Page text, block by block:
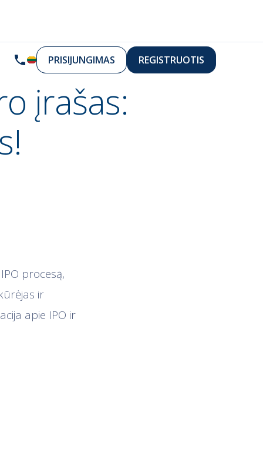
PRISIJUNGIMAS REGISTRUOTIS
įrašas:
procesą,
ir
apie IPO ir